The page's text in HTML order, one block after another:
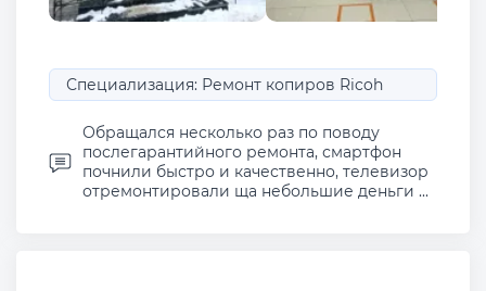
Специализация: Ремонт копиров Ricoh
Обращался несколько раз по поводу
послегарантийного ремонта, смартфон
почнили быстро и качественно, телевизор
отремонтировали ща небольшие деньги ...